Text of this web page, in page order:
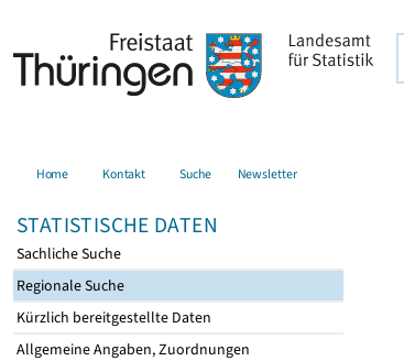
Home Kontakt Suche Newsletter
STATISTISCHE DATEN
Sachliche Suche
Regionale Suche
Kürzlich bereitgestellte Daten
Allgemeine Angaben, Zuordnungen